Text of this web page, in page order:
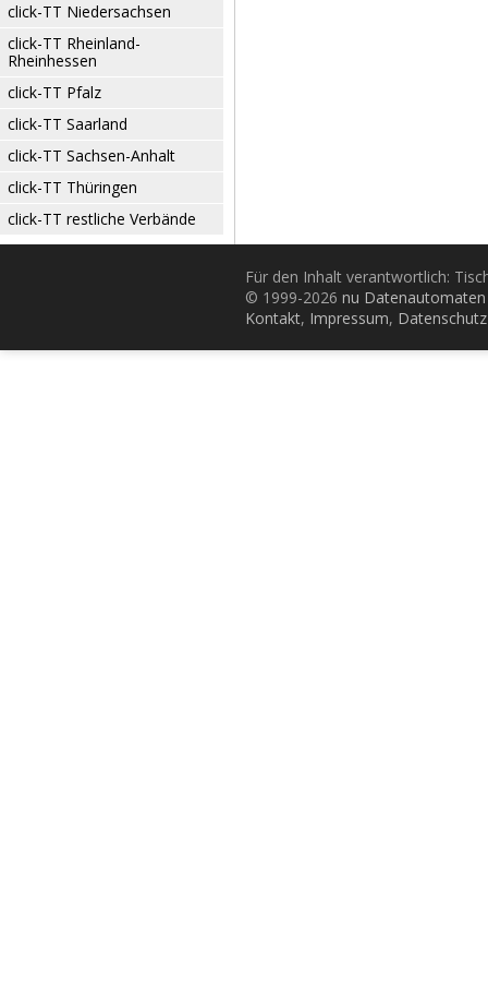
click-TT Niedersachsen
click-TT Rheinland-
Rheinhessen
click-TT Pfalz
click-TT Saarland
click-TT Sachsen-Anhalt
click-TT Thüringen
click-TT restliche Verbände
Für den Inhalt verantwortlich:
© 1999-2026 nu
Kontakt, Impressum, Datenschutz